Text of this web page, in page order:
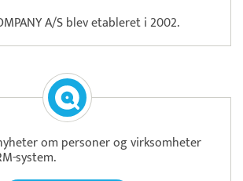
A/S blev etableret i 2002.
om personer og virksomheter
system.